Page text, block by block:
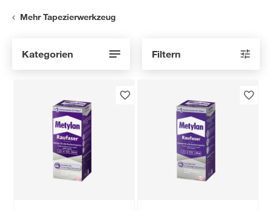
Mehr Tapezierwerkzeug
Kategorien Filtern